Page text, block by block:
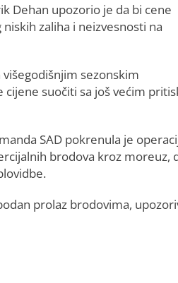
Dehan upozorio je da bi cene
zaliha i neizvesnosti na
višegodišnjim sezonskim
cijene suočiti sa još većim
SAD pokrenula je
brodova kroz moreuz,
prolaz brodovima,